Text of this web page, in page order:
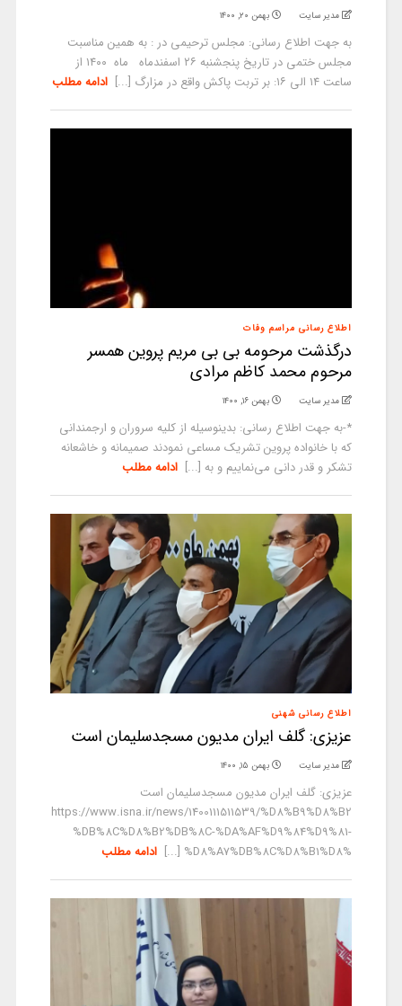
مدیر سایت بهمن ۲۰, ۱۴۰۰
به جهت اطلاع رسانی: مجلس ترحیمی در : به همین مناسبت
مجلس ختمی در تاریخ پنجشنبه ۲۶ اسفندماه ماه ۱۴۰۰ از
ساعت ۱۴ الی ۱۶: بر تربت پاکش واقع در مزارگ [...]
ادامه مطلب
اطلاع رسانی مراسم وفات
درگذشت مرحومه بی بی مریم پروین همسر
مرحوم محمد کاظم مرادی
مدیر سایت بهمن ۱۶, ۱۴۰۰
*-به جهت اطلاع رسانی: بدینوسیله از کلیه سروران و ارجمندانی
که با خانواده پروین تشریک مساعی نمودند صمیمانه و خاشعانه
تشکر و قدر دانی می‌نماییم و به [...] ادامه مطلب
اطلاع رسانی شهنی
عزیزی: گلف ایران مدیون مسجدسلیمان است
مدیر سایت بهمن ۱۵, ۱۴۰۰
عزیزی: گلف ایران مدیون مسجدسلیمان است
https://www.isna.ir/news/1400111511539/%D8%B9%D8%B2
%DB%8C%D8%B2%DB%8C-%DA%AF%D9%84%D9%81-
%D8%A7%DB%8C%D8%B1%D8% [...]
ادامه مطلب